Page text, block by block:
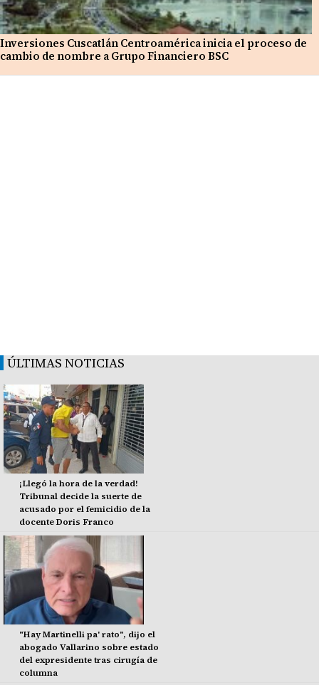
Inversiones Cuscatlán Centroamérica inicia el proceso de
cambio de nombre a Grupo Financiero BSC
ÚLTIMAS NOTICIAS
¡Llegó la hora de la verdad!
Tribunal decide la suerte de
acusado por el femicidio de la
docente Doris Franco
"Hay Martinelli pa' rato", dijo el
abogado Vallarino sobre estado
del expresidente tras cirugía de
columna